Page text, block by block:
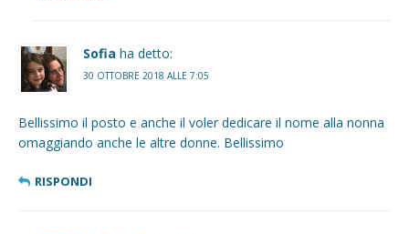
Sofia ha detto:
30 OTTOBRE 2018 ALLE 7:05
Bellissimo il posto e anche il voler dedicare il nome alla nonna
omaggiando anche le altre donne. Bellissimo
RISPONDI